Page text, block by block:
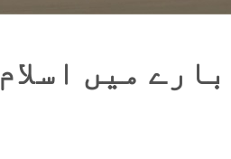
میں اسلام